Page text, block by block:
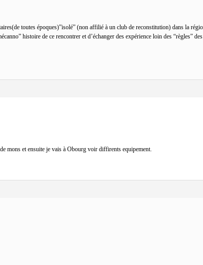
toutes époques)”isolé” (non affilié à un club de reconstitution) dans la
histoire de ce rencontrer et d’échanger des expérience loin des “règles”
mons et ensuite je vais à Obourg voir diffirents equipement.